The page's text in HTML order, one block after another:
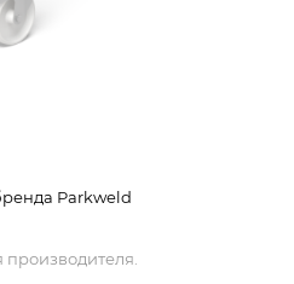
Parkweld
производителя.